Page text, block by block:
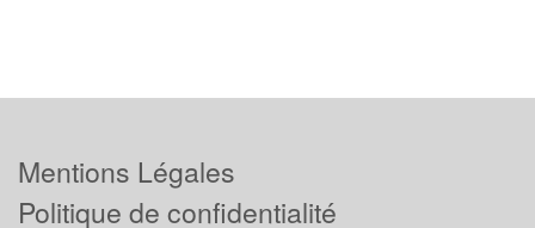
Mentions Légales
Politique de confidentialité